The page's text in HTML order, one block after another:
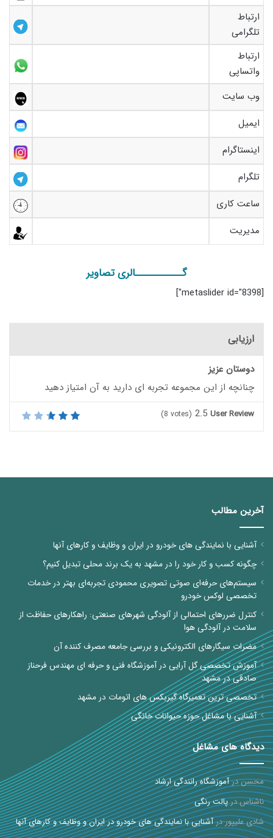
ارتباط
تلگرامی
ارتباط
واتساپی
وب سایت
ایمیل
اینستاگرام
تلگرام
ساعت کاری
مدیریت
گـــــــــــالری تصاویر
[metaslider id="8398"]
ارزیابی
دوستان عزیز
چنانچه از این مجموعه تجربه ای دارید به آن امتیاز دهید
User Review
2.5
(8 votes)
آخرین مطالب
آشنایی با نمایندگی های خودرو در ایران و وظایف و کارهای آنها
چگونه کسب و کار خود را در مشهد به یک برند محلی تبدیل کنیم؟
سیستم‌های حرفه‌ای صوتی تصویری محمودی تجربه‌ای بهتر در خدمات
تخصصی لوکس خودرو
کنترل ضررهای احتمالی از آلودگی شهرهای صنعتی: راهکارهای حفاظت از
سلامت در آلودگی هوا
مضرات سیگارهای الکترونیکی و بررسی جامعه مصرف کننده آن
آموزش تخصصی گل آرایی در آموزشگاه فنی و حرفه ای مهندس فرحناز
صادقی در مشهد
تخصصی ترین تعمیرگاه گیربکس های اتومات در مشهد
آشنایی با مشاغل حوزه حیوانات خانگی
دیدگاه های مشاغل
محسندرآموزشگاه رانندگی ارشاد
ناشناسدرپالت رنگی
شادی علیپوردرآشنایی با نمایندگی های خودرو در ایران و وظایف و کارهای آنها